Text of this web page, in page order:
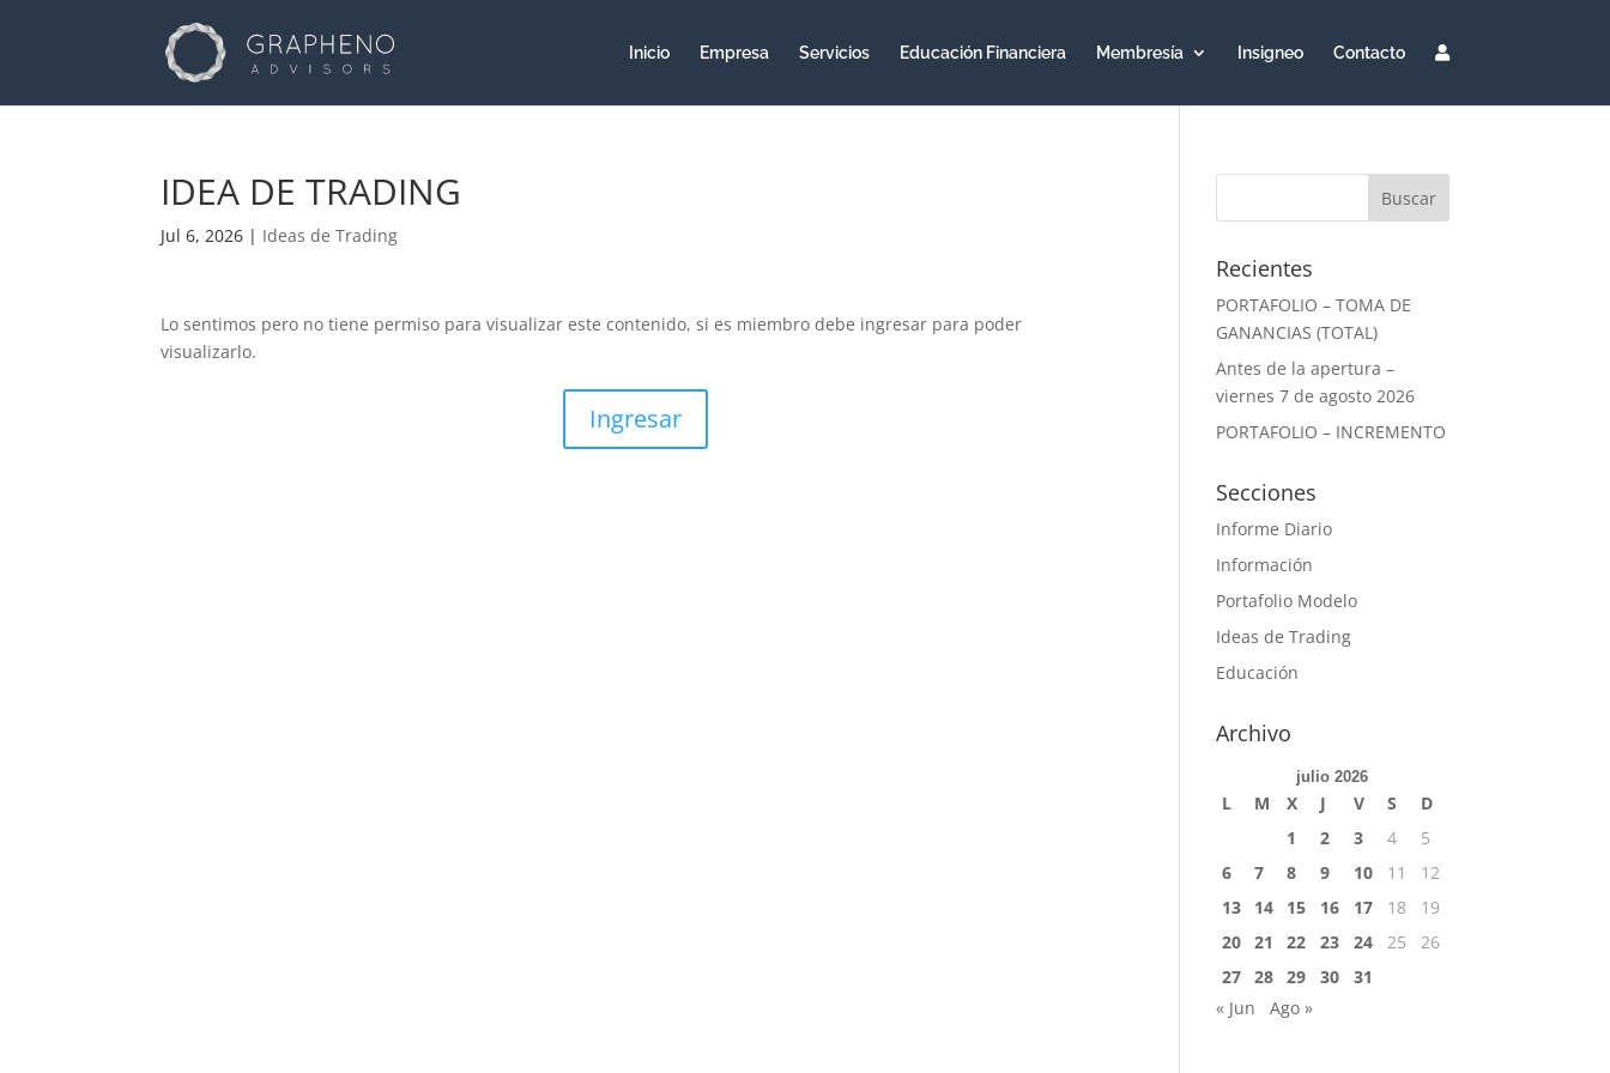
Inicio Empresa Servicios Educación Financiera Membresía Insigneo Contacto
IDEA DE TRADING
Jul 6, 2026 | Ideas de Trading
Lo sentimos pero no tiene permiso para visualizar este contenido, si es miembro debe ingresar para poder
visualizarlo.
Ingresar
Recientes
PORTAFOLIO – TOMA DE
GANANCIAS (TOTAL)
Antes de la apertura –
viernes 7 de agosto 2026
PORTAFOLIO – INCREMENTO
Secciones
Informe Diario
Información
Portafolio Modelo
Ideas de Trading
Educación
Archivo
julio 2026
L M X J V S
D
1
2 3 4
5
6
7 8 9 10 11
12
13
14 15 16 17 18
19
20 21 22 23 24 25
26
27 28 29 30
31
« Jun
Ago »